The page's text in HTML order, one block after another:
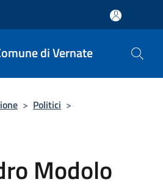
di Vernate
> Politici >
Modolo